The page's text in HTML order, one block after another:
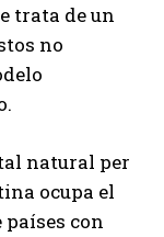
trata de un
no
natural per
ocupa el
con